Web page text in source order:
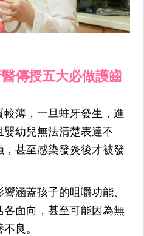
傳授五大必做護齒
薄，一旦蛀牙發生，進
嬰幼兒無法清楚表達不
甚至感染發炎後才被發
涵蓋孩子的咀嚼功能、
面向，甚至可能因為無
良。